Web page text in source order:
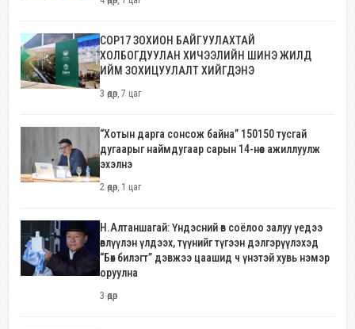
COP17 ЗОХИОН БАЙГУУЛАХТАЙ
ХОЛБОГДУУЛАН ХИЧЭЭЛИЙН ШИНЭ ЖИЛД
ИЙМ ЗОХИЦУУЛАЛТ ХИЙГДЭНЭ
3 өдөр, 7 цаг
“Хотын дарга сонсож байна” 150150 тусгай
дугаарыг наймдугаар сарын 14-нөөс ажиллуулж
эхэлнэ
2 өдөр, 1 цаг
Н.Алтаншагай: Үндэсний өв соёлоо залуу үедээ
өвлүүлэн үлдээх, түүнийг түгээн дэлгэрүүлэхэд
“Бөх билэгт” дэвжээ цаашид ч үнэтэй хувь нэмэр
оруулна
3 өдөр